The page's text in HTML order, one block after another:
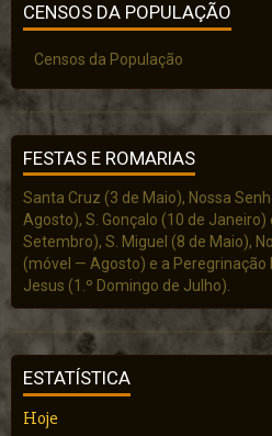
CENSOS DA POPULAÇÃO
Censos da População
FESTAS E ROMARIAS
Santa Cruz (3 de Maio), Nossa
Agosto), S. Gonçalo (10 de
Setembro), S. Miguel (8 de Maio),
(móvel — Agosto) e a Peregrinação
Jesus (1.º Domingo de Julho).
ESTATÍSTICA
Hoje